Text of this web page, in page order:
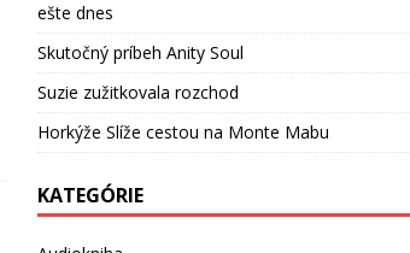
ešte dnes
Skutočný príbeh Anity Soul
Suzie zužitkovala rozchod
Horkýže Slíže cestou na Monte Mabu
KATEGÓRIE